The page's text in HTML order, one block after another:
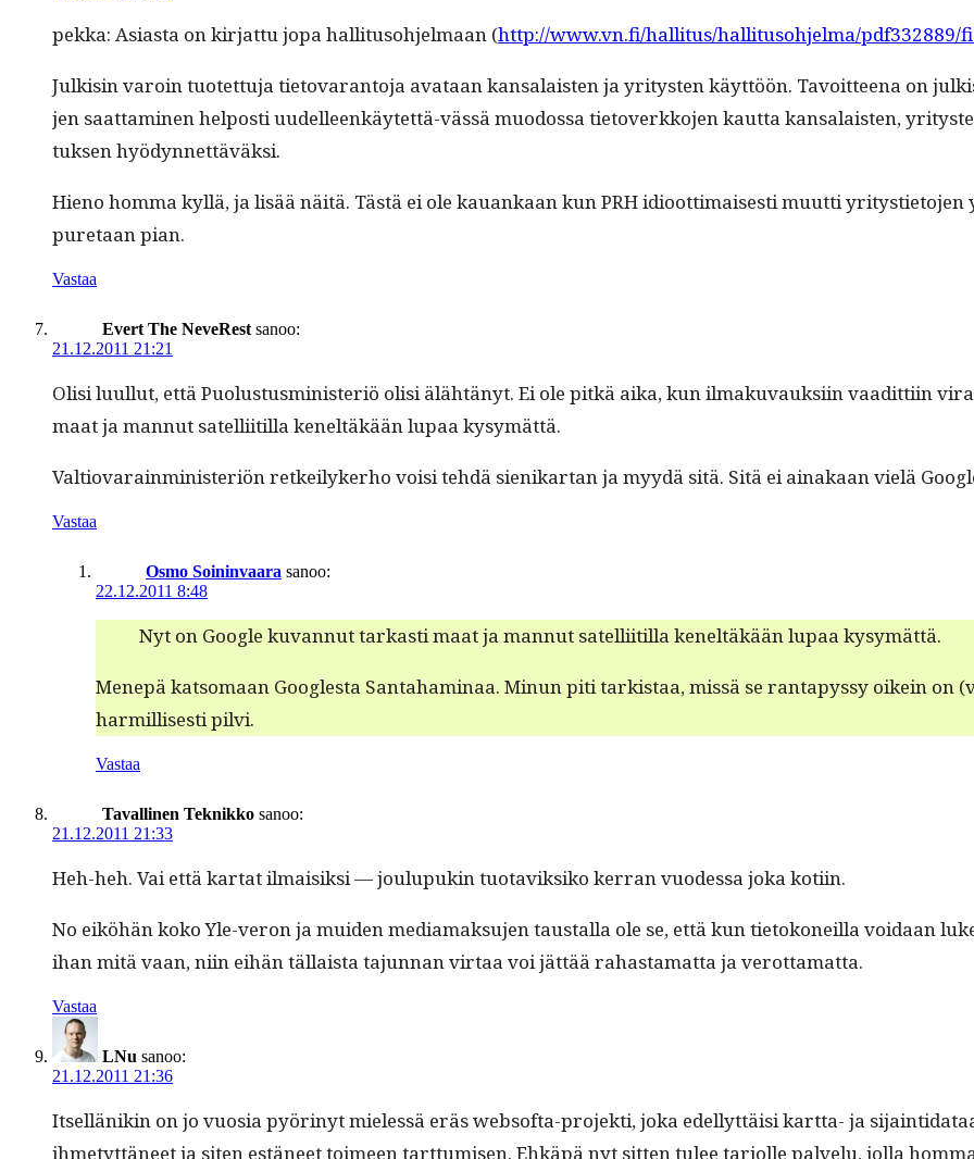
pekka: Asi­as­ta on kir­jat­tu jopa hal­li­tu­so­hjel­maan (http://www.vn.fi/hallitus/hallitusohjelma/pdf332889/
Julk­isin varoin tuotet­tu­ja tieto­varan­to­ja avataan kansalais­ten ja yri­tys­ten käyt­töön. Tavoit­teena on
jen saat­ta­mi­nen hel­posti uudelleenkäytet­tä-vässä muo­dos­sa tietoverkko­jen kaut­ta kansalais­ten,
tuk­sen hyödynnettäväksi.
Hieno hom­ma kyl­lä, ja lisää näitä. Tästä ei ole kauankaan kun PRH idioot­ti­mais­es­ti muut­ti
pure­taan pian.
Vastaa
Evert The NeveRest sanoo:
21.12.2011 21:21
Olisi luul­lut, että Puo­lus­tus­min­is­ter­iö olisi älähtänyt. Ei ole pitkä aika, kun ilmaku­vauk­si­in vaa­dit­ti­in
maat ja man­nut satel­li­it­il­la keneltäkään lupaa kysymättä.
Val­tio­varain­min­is­ter­iön retkeilyk­er­ho voisi tehdä sienikar­tan ja myy­dä sitä. Sitä ei ainakaan vielä
Vastaa
Osmo Soininvaara sanoo:
22.12.2011 8:48
Nyt on Google kuvan­nut tarkasti maat ja man­nut satel­li­it­il­la keneltäkään lupaa kysymättä.
Menepä kat­so­maan Googles­ta San­ta­ham­i­naa. Min­un piti tark­istaa, mis­sä se rantapyssy oikein
harmil­lis­es­ti pilvi.
Vastaa
Tavallinen Teknikko sanoo:
21.12.2011 21:33
Heh-heh. Vai että kar­tat ilmaisik­si — joulupukin tuo­taviksiko ker­ran vuodessa joka kotiin.
No eiköhän koko Yle-veron ja muiden media­mak­su­jen taustal­la ole se, että kun tietokoneil­la voidaan
ihan mitä vaan, niin eihän täl­laista tajun­nan vir­taa voi jät­tää rahas­ta­mat­ta ja verottamatta.
Vastaa
LNu sanoo:
21.12.2011 21:36
Itsel­länikin on jo vuosia pyörinyt mielessä eräs web­sof­ta-pro­jek­ti, joka edel­lyt­täisi kart­ta- ja
ihme­tyt­täneet ja siten estäneet toimeen tart­tumisen. Ehkäpä nyt sit­ten tulee tar­jolle palvelu, jol­la